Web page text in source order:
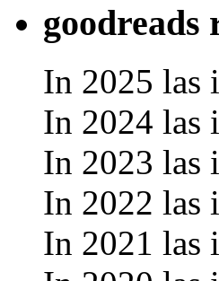
goodreads
In 2025 las
In 2024 las
In 2023 las
In 2022 las
In 2021 las